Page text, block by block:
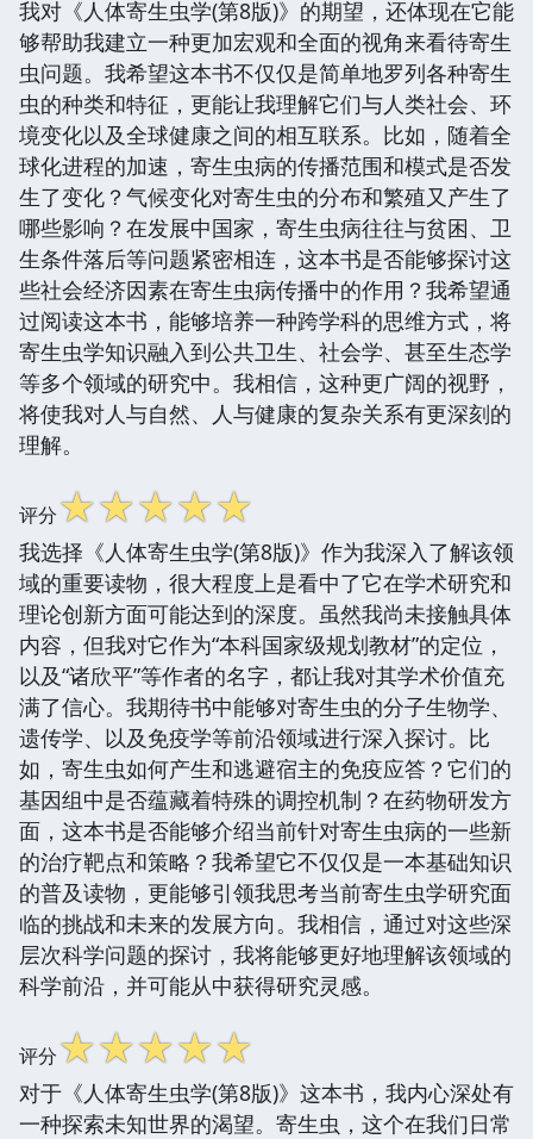
我对《人体寄生虫学(第8版)》的期望，还体现在它能
够帮助我建立一种更加宏观和全面的视角来看待寄生
虫问题。我希望这本书不仅仅是简单地罗列各种寄生
虫的种类和特征，更能让我理解它们与人类社会、环
境变化以及全球健康之间的相互联系。比如，随着全
球化进程的加速，寄生虫病的传播范围和模式是否发
生了变化？气候变化对寄生虫的分布和繁殖又产生了
哪些影响？在发展中国家，寄生虫病往往与贫困、卫
生条件落后等问题紧密相连，这本书是否能够探讨这
些社会经济因素在寄生虫病传播中的作用？我希望通
过阅读这本书，能够培养一种跨学科的思维方式，将
寄生虫学知识融入到公共卫生、社会学、甚至生态学
等多个领域的研究中。我相信，这种更广阔的视野，
将使我对人与自然、人与健康的复杂关系有更深刻的
理解。
评分☆☆☆☆☆
我选择《人体寄生虫学(第8版)》作为我深入了解该领
域的重要读物，很大程度上是看中了它在学术研究和
理论创新方面可能达到的深度。虽然我尚未接触具体
内容，但我对它作为“本科国家级规划教材”的定位，
以及“诸欣平”等作者的名字，都让我对其学术价值充
满了信心。我期待书中能够对寄生虫的分子生物学、
遗传学、以及免疫学等前沿领域进行深入探讨。比
如，寄生虫如何产生和逃避宿主的免疫应答？它们的
基因组中是否蕴藏着特殊的调控机制？在药物研发方
面，这本书是否能够介绍当前针对寄生虫病的一些新
的治疗靶点和策略？我希望它不仅仅是一本基础知识
的普及读物，更能够引领我思考当前寄生虫学研究面
临的挑战和未来的发展方向。我相信，通过对这些深
层次科学问题的探讨，我将能够更好地理解该领域的
科学前沿，并可能从中获得研究灵感。
评分☆☆☆☆☆
对于《人体寄生虫学(第8版)》这本书，我内心深处有
一种探索未知世界的渴望。寄生虫，这个在我们日常